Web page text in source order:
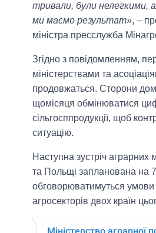
тривали, були нелегкими,
ми маємо результат», –
міністра пресслужба
Згідно з повідомленням,
міністерствами та
продовжаться. Сторони
щомісяця обмінюватися
сільгосппродукції, щоб
ситуацію.
Наступна зустріч аграрних
та Польщі запланована на
обговорюватимуться умови
агросекторів двох країн